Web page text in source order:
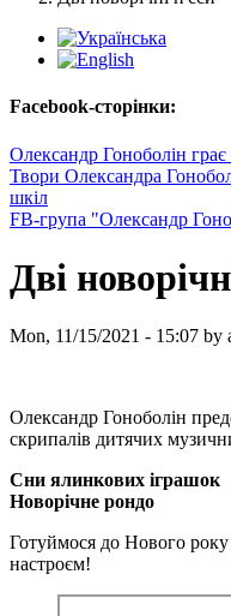
Facebook-сторінки:
Олександр Гоноболін
Твори Олександра
шкіл
FB-група "Олександр
Дві
Mon, 11/15/2021 - 15:07 by
Олександр Гоноболін
скрипалів дитячих
Сни ялинкових іграшок
Новорічне рондо
Готуймося до Нового
настроєм!